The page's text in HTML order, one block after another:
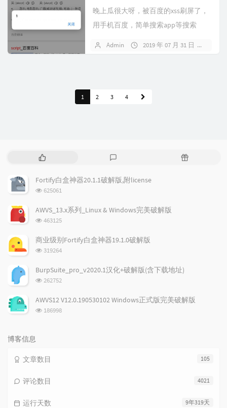
晚上瓜很大呀，被百度的xss刷屏了，
用手机百度，简单搜索app等搜索
Admin 2019 年 07 月 31 日
1 2 3 4
热
文
章
评
论
随
Fortify白盒神器20.1.1破解版,附license
浏
次
625061
AWVS_13.x系列_Linux & Windows完美破解版
浏
次
463125
商业级别Fortify白盒神器19.1.0破解版
浏
次
数:
319264
BurpSuite_pro_v2020.1汉化+破解版(含下载地址)
浏
次
262752
AWVS12 V12.0.190530102 Windows正式版完美破解版
浏
186998
博客信息
105
文章数目
4021
评论数目
9年319天
运行天数